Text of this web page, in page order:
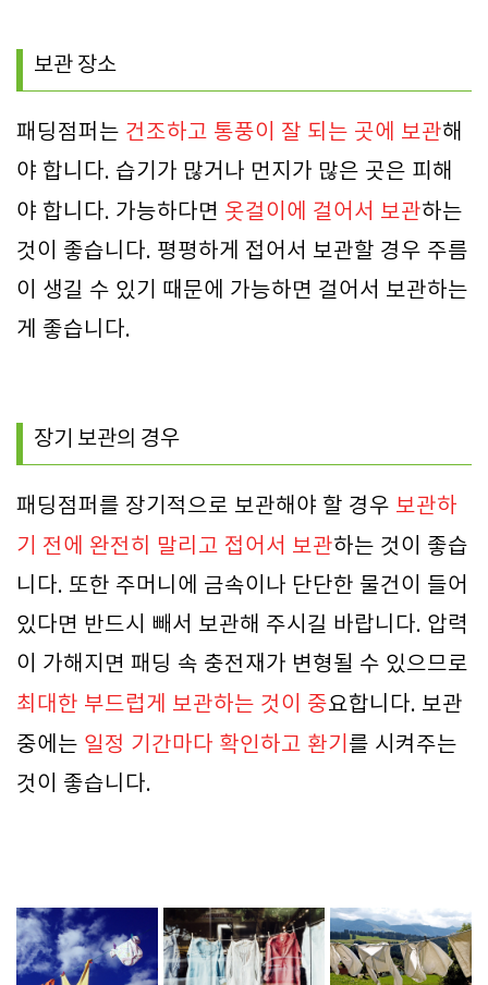
보관 장소
패딩점퍼는 건조하고 통풍이 잘 되는 곳에 보관해
야 합니다. 습기가 많거나 먼지가 많은 곳은 피해
야 합니다. 가능하다면 옷걸이에 걸어서 보관하는
것이 좋습니다. 평평하게 접어서 보관할 경우 주름
이 생길 수 있기 때문에 가능하면 걸어서 보관하는
게 좋습니다.
장기 보관의 경우
패딩점퍼를 장기적으로 보관해야 할 경우 보관하
기 전에 완전히 말리고 접어서 보관하는 것이 좋습
니다. 또한 주머니에 금속이나 단단한 물건이 들어
있다면 반드시 빼서 보관해 주시길 바랍니다. 압력
이 가해지면 패딩 속 충전재가 변형될 수 있으므로
최대한 부드럽게 보관하는 것이 중요합니다. 보관
중에는 일정 기간마다 확인하고 환기 를 시켜주는
것이 좋습니다.